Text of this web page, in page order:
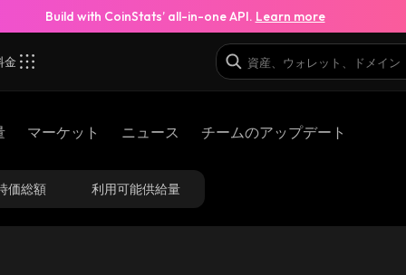
Build with CoinStats’ all-in-one API. Learn more
金
マーケット ニュース チームのアップデート
価総額 利用可能供給量